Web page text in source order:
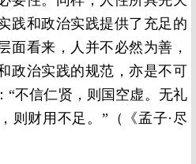
践和政治实践提供了充足的
面看来，人并不必然为善，
政治实践的规范，亦是不可
“不信仁贤，则国空虚。无礼
则财用不足。”（《孟子·尽